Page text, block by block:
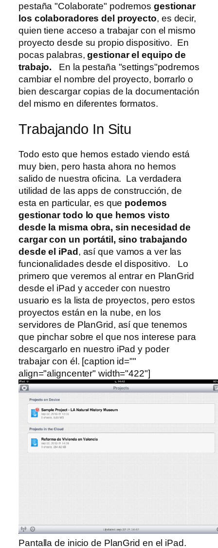
pestaña "Colaborate" podremos gestionar
los colaboradores del proyecto, es decir,
quien tiene acceso a trabajar con el mismo
proyecto desde su propio dispositivo. En
pocas palabras,gestionar el equipo de
trabajo. En la pestaña "settings"podremos
cambiar el nombre del proyecto, borrarlo o
bien descargar copias de la documentación
del mismo en diferentes formatos.
Trabajando In Situ
Todo esto que hemos estado viendo está
muy bien, pero hasta ahora no hemos
salido de nuestra oficina. La verdadera
utilidad de las apps de construcción, de
esta en particular, es que podemos
gestionar todo lo que hemos visto
desde la misma obra, sin necesidad de
cargar con un portátil, sino trabajando
desde el iPad , así que vamos a ver las
funcionalidades desde el dispositivo. Lo
primero que veremos al entrar en PlanGrid
desde el iPad y acceder con nuestro
usuario es la lista de proyectos, pero estos
proyectos están en la nube, en los
servidores de PlanGrid, así que tenemos
que pinchar sobre el que nos interese para
descargarlo en nuestro iPad y poder
trabajar con él. [caption id=""
align="aligncenter" width="422"]
Pantalla de inicio de PlanGrid en el iPad.